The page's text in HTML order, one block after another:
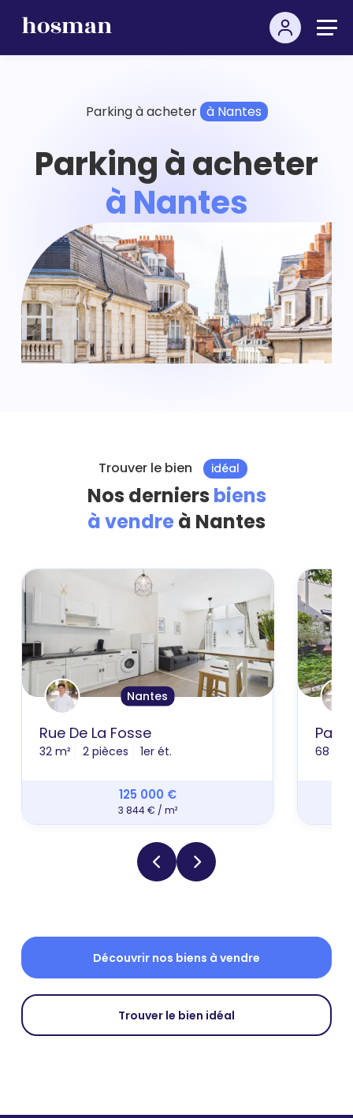
Parking à acheter à Nantes
Parking à acheter
à Nantes
Trouver le bien idéal
Nos derniers biens
à vendre à Nantes
Nantes
Rue De La Fosse
32 m² 2 pièces 1er ét.
125 000 €
3 844 € / m²
68 m²
Découvrir nos biens à vendre
Trouver le bien idéal